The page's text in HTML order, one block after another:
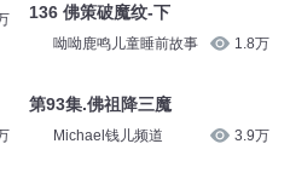
136 佛策破魔纹-下
呦呦鹿鸣儿童睡前故事 1.8万
第93集.佛祖降三魔
Michael钱儿频道 3.9万